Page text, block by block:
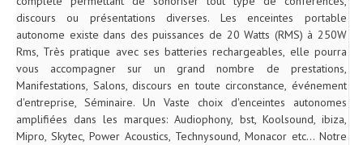
Controleurs DJ USB / MP3
Consoles Sono Et Studio
Consoles Numériques
Consoles Amplifiées
discours ou présentations diverses. Les enceintes portable
autonome existe dans des puissances de 20 Watts (RMS) à 250W
Rms, Très pratique avec ses batteries rechargeables, elle pourra
vous accompagner sur un grand nombre de prestations,
Manifestations, Salons, discours en toute circonstance, événement
d'entreprise, Séminaire. Un Vaste choix d'enceintes autonomes
amplifiées dans les marques: Audiophony, bst, Koolsound, ibiza,
Mipro, Skytec, Power Acoustics, Technysound, Monacor etc... Notre